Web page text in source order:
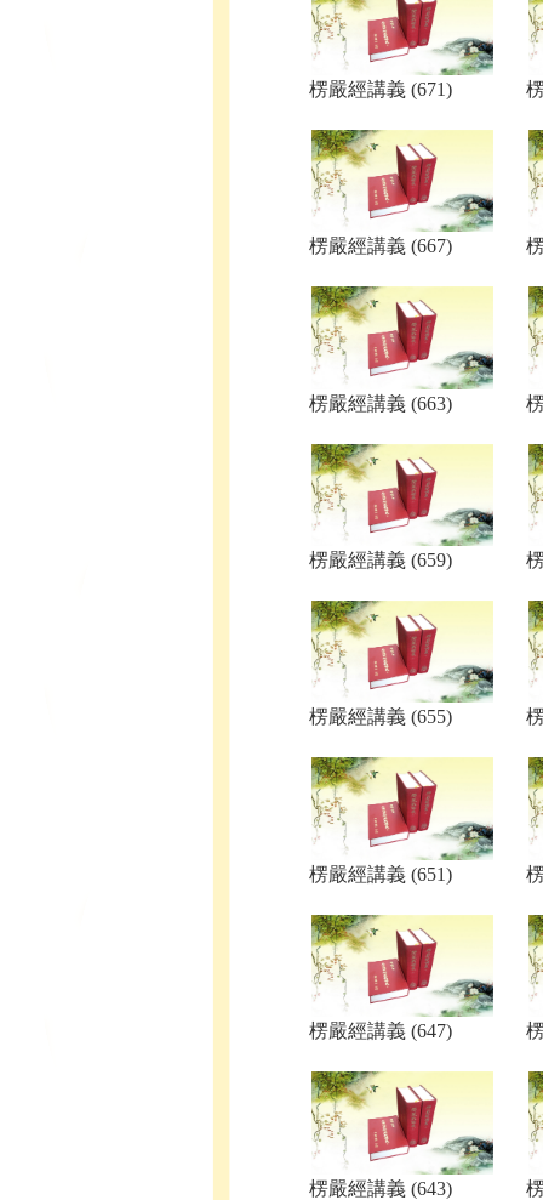
楞嚴經講義 (671)
楞嚴經講義 (667)
楞嚴經講義 (663)
楞嚴經講義 (659)
楞嚴經講義 (655)
楞嚴經講義 (651)
楞嚴經講義 (647)
楞嚴經講義 (643)